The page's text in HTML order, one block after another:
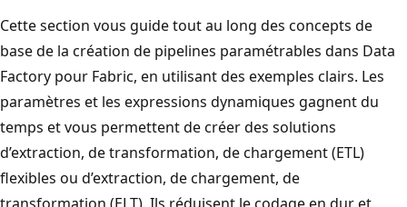
Cette section vous guide tout au long des concepts de
base de la création de pipelines paramétrables dans Data
Factory pour Fabric, en utilisant des exemples clairs. Les
paramètres et les expressions dynamiques gagnent du
temps et vous permettent de créer des solutions
d’extraction, de transformation, de chargement (ETL)
flexibles ou d’extraction, de chargement, de
transformation (ELT). Ils réduisent le codage en dur et